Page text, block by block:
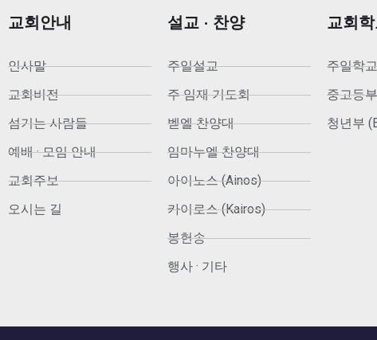
교회안내
인사말
교회비전
섬기는 사람들
예배 · 모임 안내
교회주보
오시는 길
설교 · 찬양
주일설교
주 임재 기도회
벧엘 찬양대
임마누엘 찬양대
아이노스 (Ainos)
카이로스 (Kairos)
봉헌송
행사 · 기타
교회
주일학교
중고등
청년부